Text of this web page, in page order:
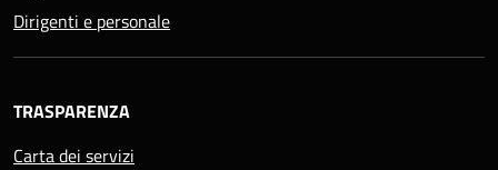
Dirigenti e personale
TRASPARENZA
Carta dei servizi